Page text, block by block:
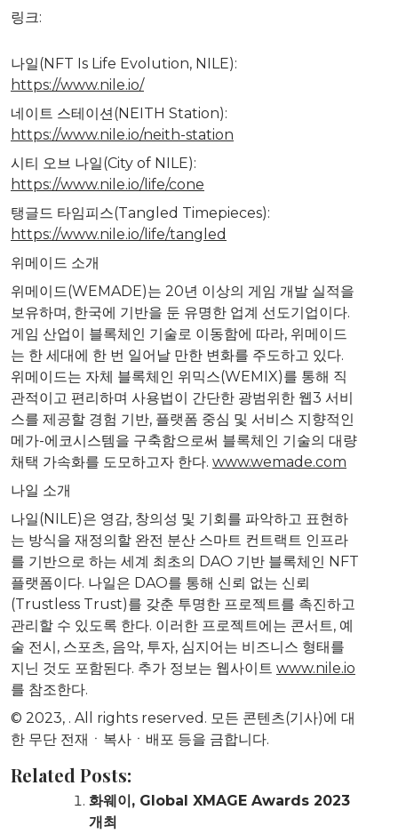
링크:
나일(NFT Is Life Evolution, NILE):
https://www.nile.io/
네이트 스테이션(NEITH Station):
https://www.nile.io/neith-station
시티 오브 나일(City of NILE):
https://www.nile.io/life/cone
탱글드 타임피스(Tangled Timepieces):
https://www.nile.io/life/tangled
위메이드 소개
위메이드(WEMADE)는 20년 이상의 게임 개발 실적을
보유하며, 한국에 기반을 둔 유명한 업계 선도기업이다.
게임 산업이 블록체인 기술로 이동함에 따라, 위메이드
는 한 세대에 한 번 일어날 만한 변화를 주도하고 있다.
위메이드는 자체 블록체인 위믹스(WEMIX)를 통해 직
관적이고 편리하며 사용법이 간단한 광범위한 웹3 서비
스를 제공할 경험 기반, 플랫폼 중심 및 서비스 지향적인
메가-에코시스템을 구축함으로써 블록체인 기술의 대량
채택 가속화를 도모하고자 한다. www.wemade.com
나일 소개
나일(NILE)은 영감, 창의성 및 기회를 파악하고 표현하
는 방식을 재정의할 완전 분산 스마트 컨트랙트 인프라
를 기반으로 하는 세계 최초의 DAO 기반 블록체인 NFT
플랫폼이다. 나일은 DAO를 통해 신뢰 없는 신뢰
(Trustless Trust)를 갖춘 투명한 프로젝트를 촉진하고
관리할 수 있도록 한다. 이러한 프로젝트에는 콘서트, 예
술 전시, 스포츠, 음악, 투자, 심지어는 비즈니스 형태를
지닌 것도 포함된다. 추가 정보는 웹사이트 www.nile.io
를 참조한다.
© 2023, . All rights reserved. 모든 콘텐츠(기사)에 대
한 무단 전재ㆍ복사ㆍ배포 등을 금합니다.
Related Posts:
화웨이, Global XMAGE Awards 2023
개최